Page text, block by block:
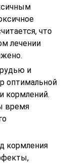
что
лечении
и
оптимальной
кормлений.
время
кормления